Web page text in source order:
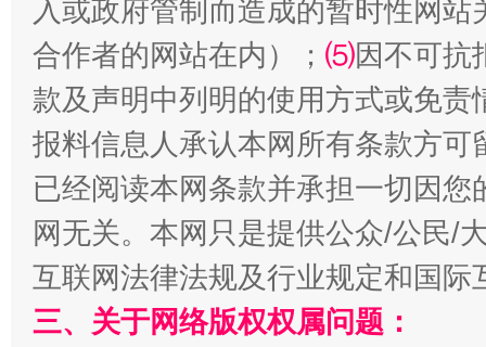
揭批美国五大"原罪" "炒
入或政府管制而造成的暂时性网
合作者的网站在内）； ⑸因不可抗
款及声明中列明的使用方式或免责
报料信息人承认本网所有条款方
已经阅读本网条款并承担一切因
网无关。本网只是提供公众/公民/
互联网法律法规及行业规定和国
三、关于网络版权权属问题：